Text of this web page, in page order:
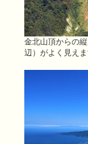
金北山頂からの
辺）がよく見えま